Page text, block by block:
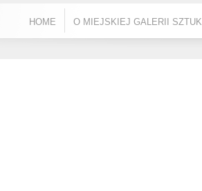
HOME O MIEJSKIEJ GALERII SZTUKI